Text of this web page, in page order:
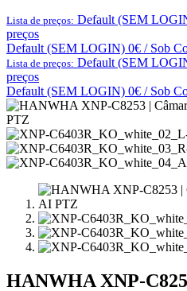
Lista de preços: Default (SEM
preços
Default (SEM LOGIN) 0€ / Sob
Lista de preços: Default (SEM
preços
Default (SEM LOGIN) 0€ / Sob
HANWHA XNP-